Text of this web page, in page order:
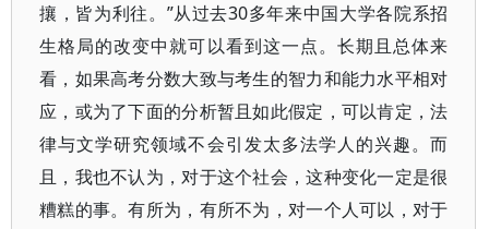
攘，皆为利往。”从过去30多年来中国大学各院系招
生格局的改变中就可以看到这一点。长期且总体来
看，如果高考分数大致与考生的智力和能力水平相对
应，或为了下面的分析暂且如此假定，可以肯定，法
律与文学研究领域不会引发太多法学人的兴趣。而
且，我也不认为，对于这个社会，这种变化一定是很
糟糕的事。有所为，有所不为，对一个人可以，对于